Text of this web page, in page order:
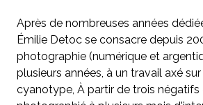
Après de nombreuses années
Émilie Detoc se consacre depuis
photographie (numérique et
plusieurs années, à un travail axé
cyanotype, À partir de trois négatifs